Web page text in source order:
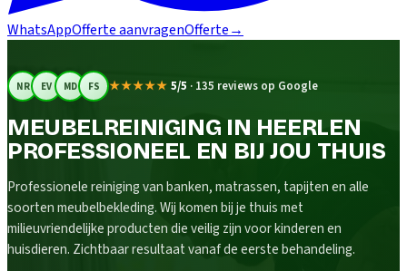
WhatsAppOfferte aanvragenOfferte→
NR EV MD FS ★★★★★ 5/5 · 135 reviews op Google
MEUBELREINIGING IN HEERLEN
PROFESSIONEEL EN BIJ JOU THUIS
Professionele reiniging van banken, matrassen, tapijten en alle
soorten meubelbekleding. Wij komen bij je thuis met
milieuvriendelijke producten die veilig zijn voor kinderen en
huisdieren. Zichtbaar resultaat vanaf de eerste behandeling.